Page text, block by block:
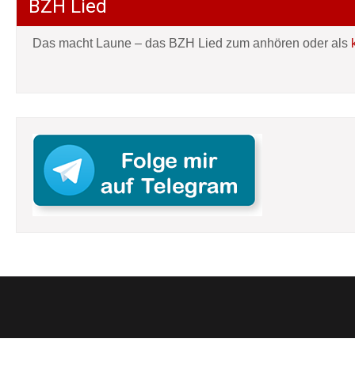
BZH Lied
Das macht Laune – das BZH Lied zum anhören oder als